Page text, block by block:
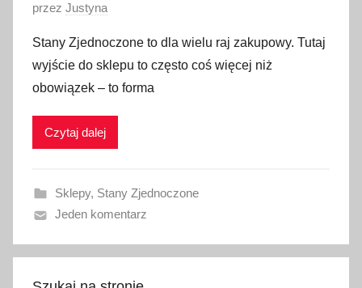
O
u
b
l
i
a
n
4
s
przez Justyna
Stany Zjednoczone to dla wielu raj zakupowy. Tutaj
wyjście do sklepu to często coś więcej niż
obowiązek – to forma
Czytaj dalej
Sklepy, Stany Zjednoczone
Jeden komentarz